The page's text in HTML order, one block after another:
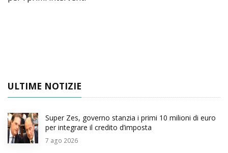
ULTIME NOTIZIE
Super Zes, governo stanzia i primi 10 milioni di euro
per integrare il credito d’imposta
7 ago 2026